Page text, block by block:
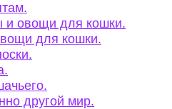
и овощи для кошки.
для кошки.
другой мир.